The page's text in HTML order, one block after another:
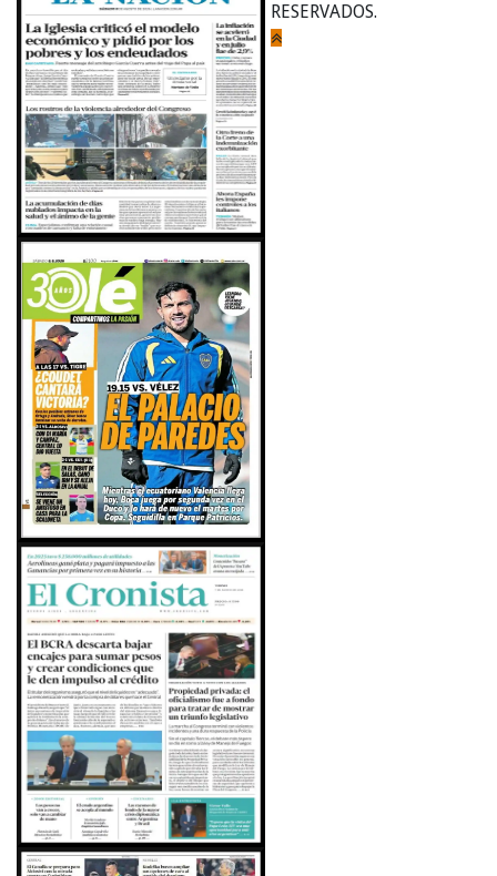
RESERVADOS.
Portal desarrollado y alojado por